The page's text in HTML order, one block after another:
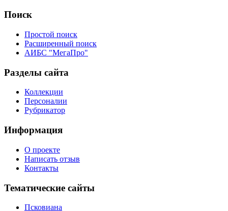
Поиск
Простой поиск
Расширенный поиск
АИБС "МегаПро"
Разделы сайта
Коллекции
Персоналии
Рубрикатор
Информация
О проекте
Написать отзыв
Контакты
Тематические сайты
Псковиана